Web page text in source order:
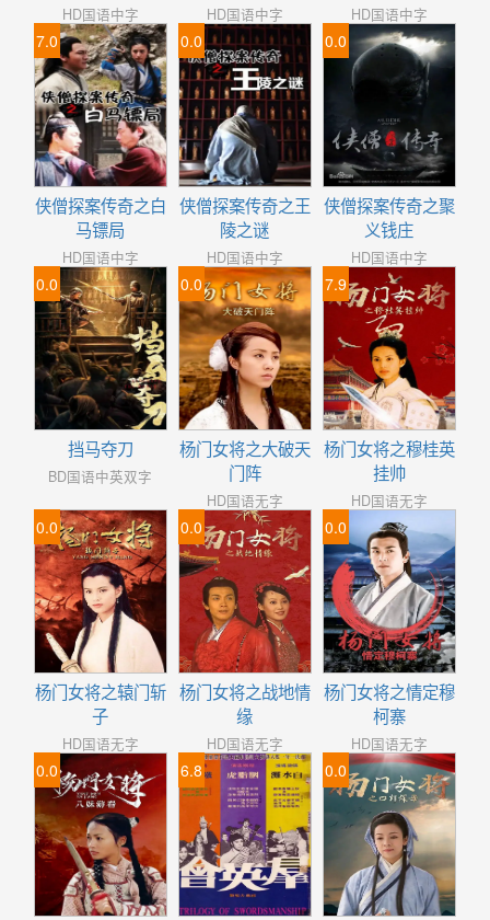
HD国语中字 HD国语中字 HD国语中字
7.0
侠僧探案传奇之白
马镖局
HD国语中字
0.0
侠僧探案传奇之王
陵之谜
HD国语中字
0.0
侠僧探案传奇之聚
义钱庄
HD国语中字
0.0
挡马夺刀
BD国语中英双字
0.0
杨门女将之大破天
门阵
HD国语无字
7.9
杨门女将之穆桂英
挂帅
HD国语无字
0.0
杨门女将之辕门斩
子
HD国语无字
0.0
杨门女将之战地情
缘
HD国语无字
0.0
杨门女将之情定穆
柯寨
HD国语无字
0.0 6.8 0.0